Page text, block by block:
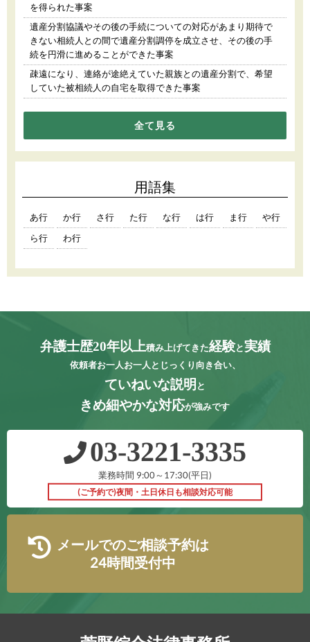
を得られた事案
遺産分割協議やその後の手続についての対応があまり期待で
きない相続人との間で遺産分割調停を成立させ、その後の手
続を円滑に進めることができた事案
疎遠になり、連絡が途絶えていた親族との遺産分割で、希望
していた被相続人の自宅を取得できた事案
全て見る
用語集
あ行 か行 さ行 た行 な行 は行 ま行
や行
ら行
わ行
弁護士歴20年以上積み上げてきた経験と実績
依頼者お一人お一人とじっくり向き合い、
ていねいな説明 と
きめ細やかな対応が強みです
03‐3221‐3335
業務時間 9:00～17:30(平日)
(ご予約で)夜間・土日休日も相談対応可能
メールでのご相談予約は
24時間受付中